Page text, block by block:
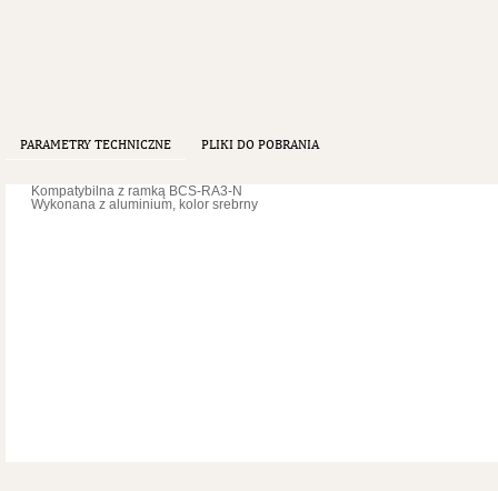
PARAMETRY TECHNICZNE PLIKI DO POBRANIA
Kompatybilna z ramką BCS-RA3-N
Wykonana z aluminium, kolor srebrny